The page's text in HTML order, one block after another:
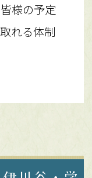
様の予定
れる体制